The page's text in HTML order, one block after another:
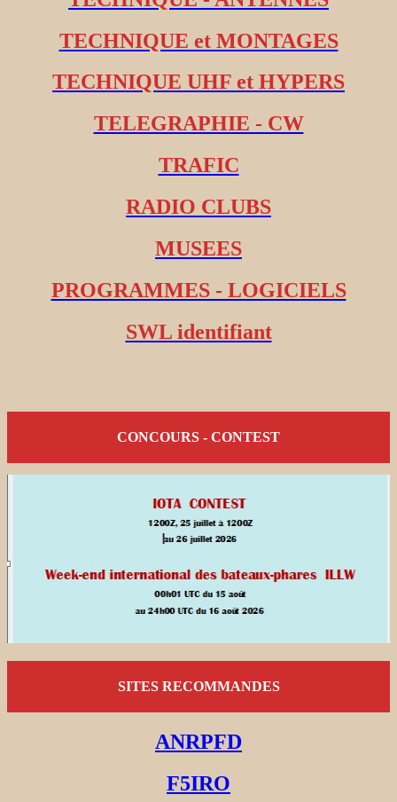
TECHNIQUE et MONTAGES
TECHNIQUE UHF et HYPERS
TELEGRAPHIE - CW
TRAFIC
RADIO CLUBS
MUSEES
PROGRAMMES - LOGICIELS
SWL identifiant
CONCOURS - CONTEST
SITES RECOMMANDES
ANRPFD
F5IRO